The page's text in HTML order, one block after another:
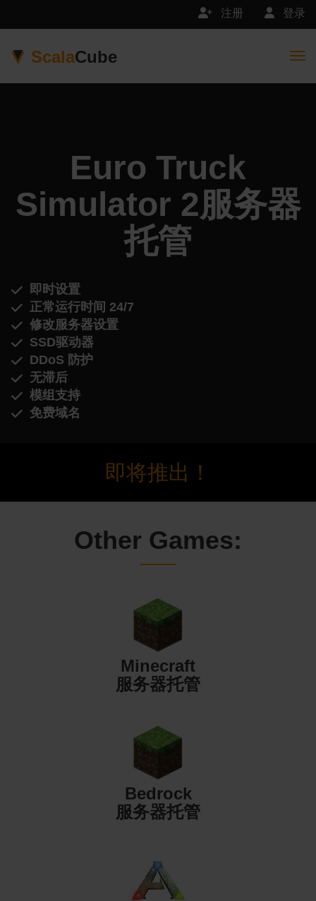
登录
注册
ScalaCube
Euro Truck
Simulator 2服务器
托管
即时设置
正常运行时间 24/7
修改服务器设置
SSD驱动器
DDoS 防护
无滞后
模组支持
免费域名
即将推出！
Other Games:
Minecraft
服务器托管
Bedrock
服务器托管